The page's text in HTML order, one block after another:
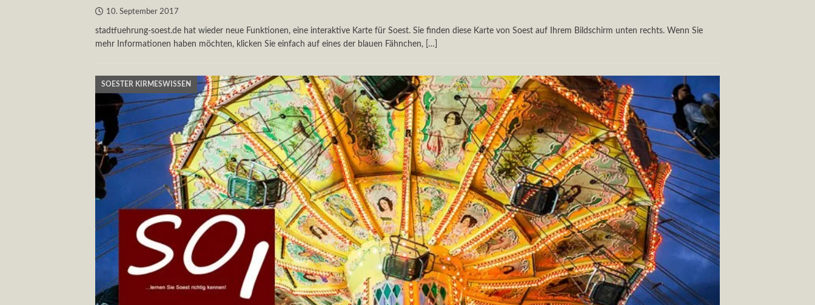
10. September 2017
stadtfuehrung-soest.de hat wieder neue Funktionen, eine interaktive Karte für Soest. Sie finden diese Karte von Soest auf Ihrem Bildschirm unten rechts. Wenn Sie
mehr Informationen haben möchten, klicken Sie einfach auf eines der blauen Fähnchen,
[…]
SOESTER KIRMESWISSEN